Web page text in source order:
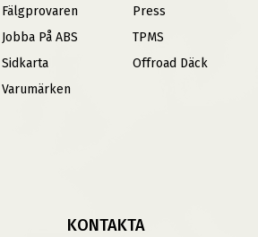
Fälgprovaren
Jobba På ABS
Sidkarta
Varumärken
Press
TPMS
Offroad Däck
KONTAKTA